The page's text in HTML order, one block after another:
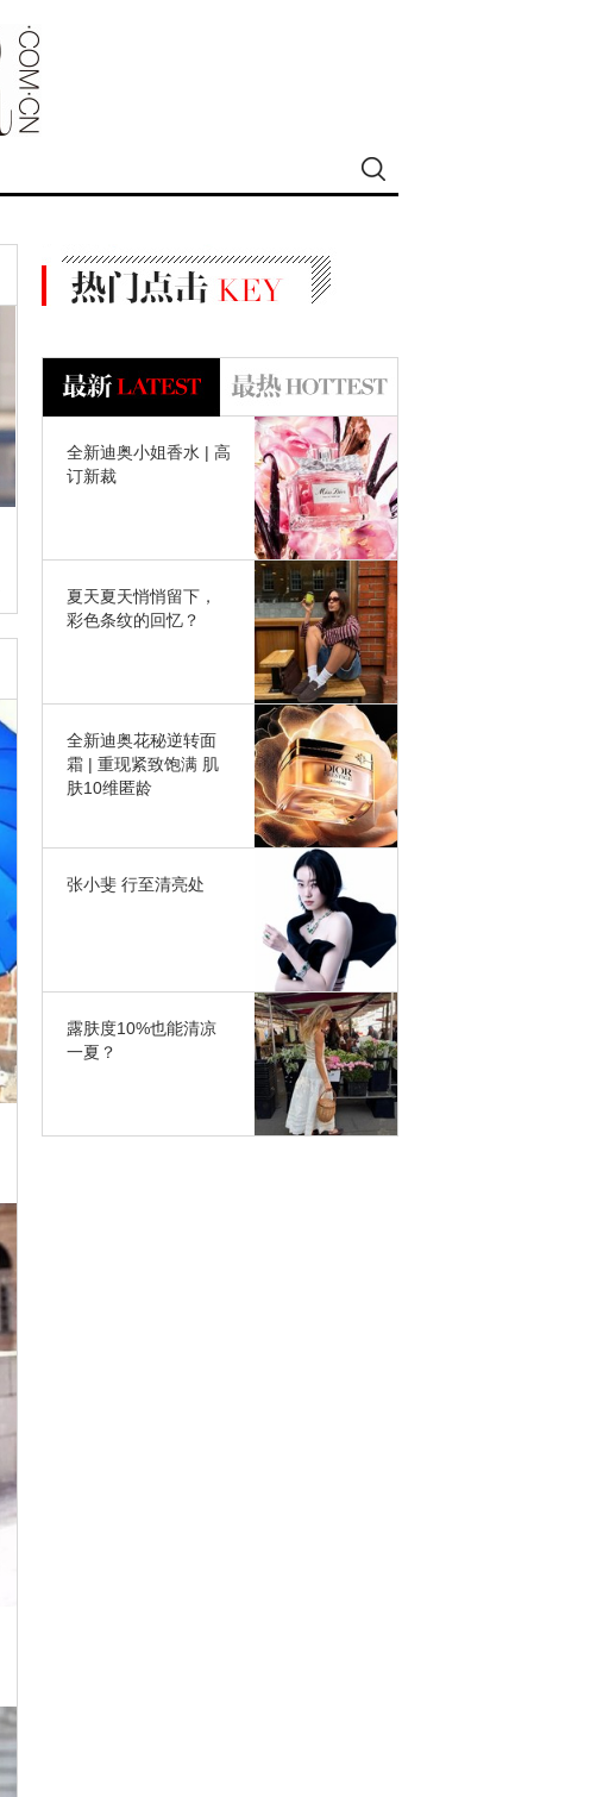
全新迪奥小姐香水 | 高
订新裁
夏天夏天悄悄留下，
彩色条纹的回忆？
全新迪奥花秘逆转面
霜 | 重现紧致饱满 肌
肤10维匿龄
张小斐 行至清亮处
露肤度10%也能清凉
一夏？